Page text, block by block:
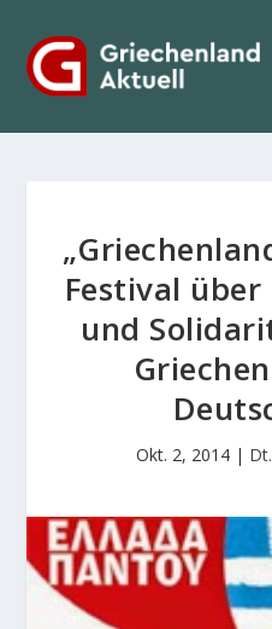
Festival
und
Okt. 2, 2014 |